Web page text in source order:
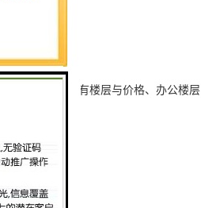
台扶手梯、现有楼层与价格、办公楼层